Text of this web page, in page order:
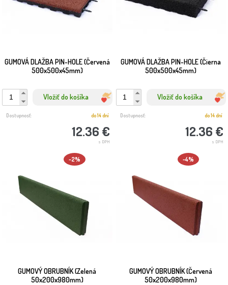
GUMOVÁ DLAŽBA PIN-HOLE (Červená
500x500x45mm)
Vložiť do košíka
12.36 €
s DPH
Dostupnosť: do 14 dní
GUMOVÁ DLAŽBA PIN-HOLE (Čierna
500x500x45mm)
Vložiť do košíka
12.36 €
s DPH
Dostupnosť: do 14 dní
GUMOVÝ OBRUBNÍK (Zelená
50x200x980mm)
-2%
GUMOVÝ OBRUBNÍK (Červená
50x200x980mm)
-4%